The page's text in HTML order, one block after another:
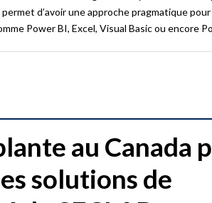
d’avoir une approche pragmatique
Power BI, Excel, Visual Basic ou encore
au Canada
solutions de